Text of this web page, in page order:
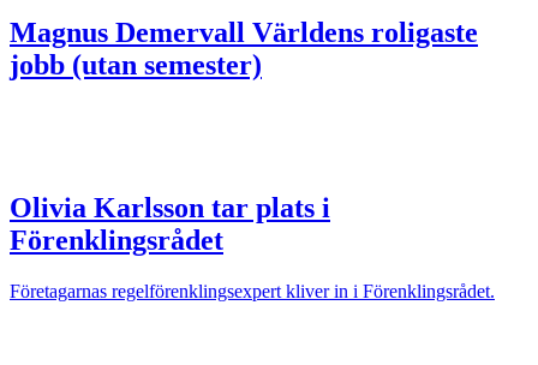
Magnus Demervall Världens roligaste
jobb (utan semester)
Olivia Karlsson tar plats i
Förenklingsrådet
Företagarnas regelförenklingsexpert kliver in i Förenklingsrådet.